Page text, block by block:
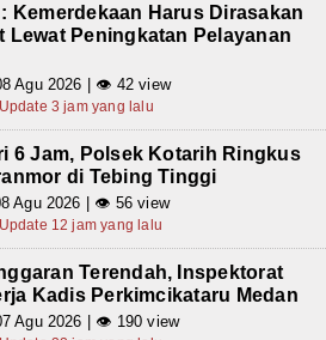
: Kemerdekaan Harus Dirasakan
Lewat Peningkatan Pelayanan
Agu 2026 | 👁 42 view
3 jam yang lalu
6 Jam, Polsek Kotarih Ringkus
di Tebing Tinggi
Agu 2026 | 👁 56 view
12 jam yang lalu
Terendah, Inspektorat
Kadis Perkimcikataru Medan
Agu 2026 | 👁 190 view